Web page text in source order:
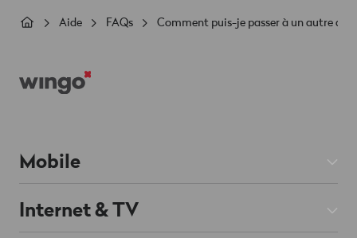
Fil
Aide FAQs Comment puis-je passer à un autre abo
Mobile
Abos Mobile
Prepaid
Internet & TV